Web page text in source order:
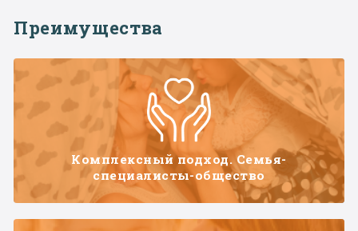
Преимущества
Комплексный подход. Семья-
специалисты-общество